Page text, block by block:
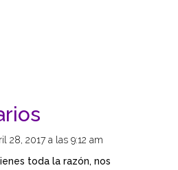
28, 2017 a las 9:12 am
toda la razón, nos